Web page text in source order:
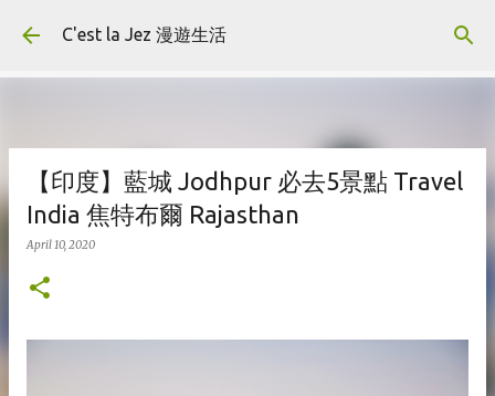
Skip to main content
C'est la Jez 漫遊生活
【印度】藍城 Jodhpur 必去5景點 Travel
India 焦特布爾 Rajasthan
April 10, 2020